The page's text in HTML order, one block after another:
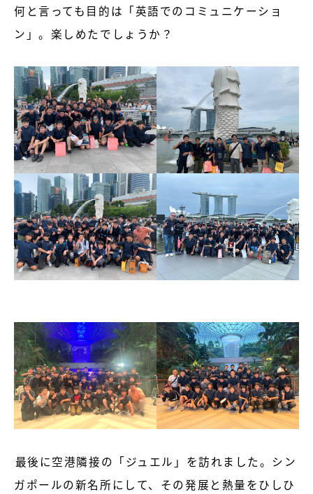
何と言っても目的は「英語でのコミュニケーショ
ン」。楽しめたでしょうか？
最後に空港隣接の「ジュエル」を訪れました。シン
ガポールの新名所にして、その発展と熱量をひしひ